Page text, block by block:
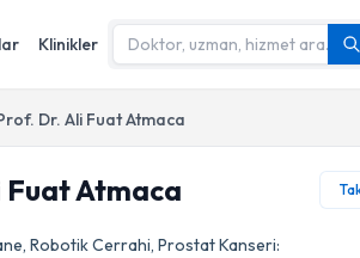
Klinikler
Dr. Ali Fuat Atmaca
Fuat Atmaca
Robotik Cerrahi, Prostat Kanseri: